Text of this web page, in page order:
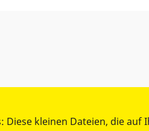
kleinen Dateien, die